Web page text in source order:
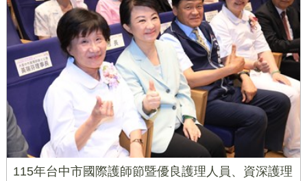
115年台中市國際護師節暨優良護理人員、資深護理